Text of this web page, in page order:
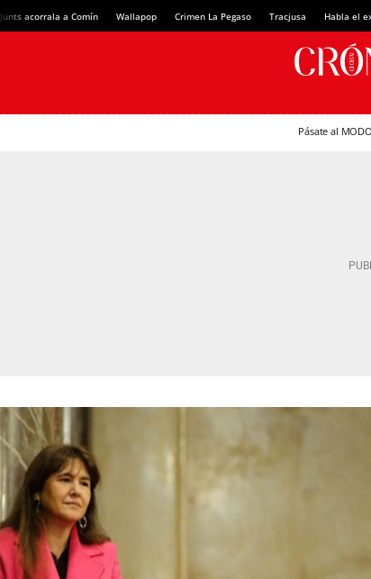
Junts acorrala a Comín Wallapop Crimen La Pegaso Tracjusa Habla el
Pásate al